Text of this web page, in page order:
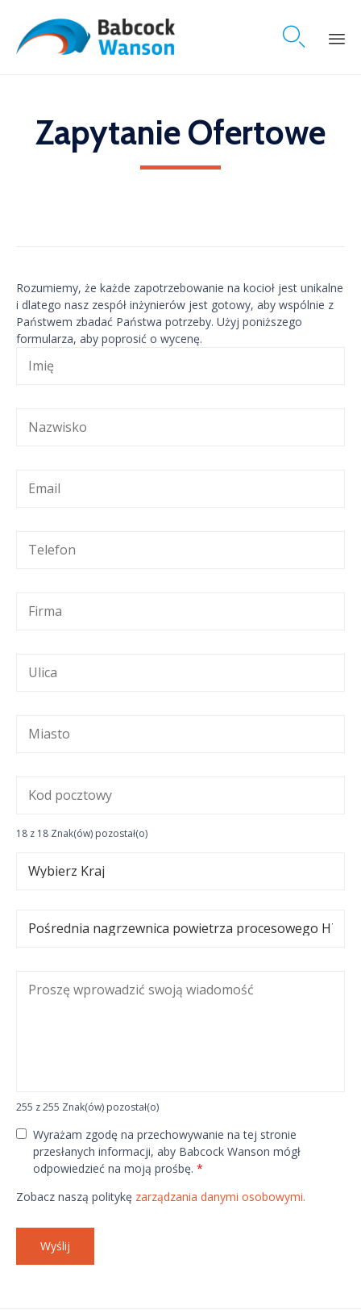

content
Zapytanie Ofertowe
Rozumiemy, że każde zapotrzebowanie na kocioł jest unikalne
i dlatego nasz zespół inżynierów jest gotowy, aby wspólnie z
Państwem zbadać Państwa potrzeby. Użyj poniższego
formularza, aby poprosić o wycenę.
18 z 18 Znak(ów) pozostał(o)
255 z 255 Znak(ów) pozostał(o)
Wyrażam zgodę na przechowywanie na tej stronie
przesłanych informacji, aby Babcock Wanson mógł
odpowiedzieć na moją prośbę.*
Zobacz naszą politykę zarządzania danymi osobowymi.